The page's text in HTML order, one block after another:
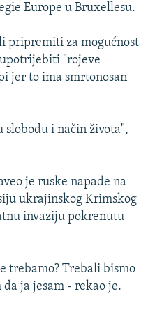
Europe u Bruxellesu.
pripremiti za mogućnost
"rojeve
jer to ima smrtonosan
slobodu i način života",
je ruske napade na
ukrajinskog Krimskog
invaziju pokrenutu
trebamo? Trebali bismo
ja jesam - rekao je.